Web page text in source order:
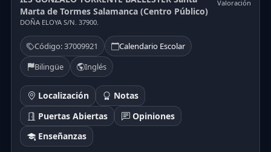
Marta de Tormes Salamanca (Centro Público)
DOÑA ELOYA S/N. 37900.
Código: 37009921
Calendario Escolar
Bilingüe
Inglés
Localización
Notas
Puertas Abiertas
Opiniones
Enseñanzas
Valoración